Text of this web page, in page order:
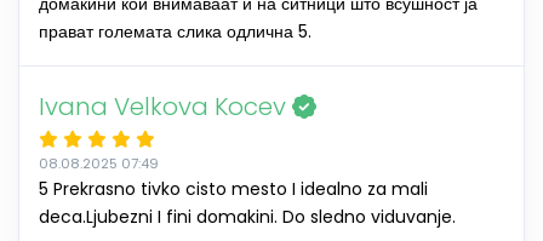
прават големата слика одлична 5.
Ivana Velkova Kocev
08.08.2025 07:49
5 Prekrasno tivko cisto mesto I idealno za mali
deca.Ljubezni I fini domakini. Do sledno viduvanje.